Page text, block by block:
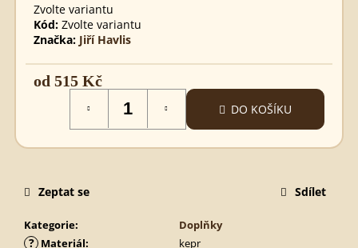
Zvolte variantu
Kód: Zvolte variantu
Značka: Jiří Havlis
od 515 Kč
DO KOŠÍKU
Kategorie: Doplňky
? Materiál:
kepr
Zeptat se Sdílet